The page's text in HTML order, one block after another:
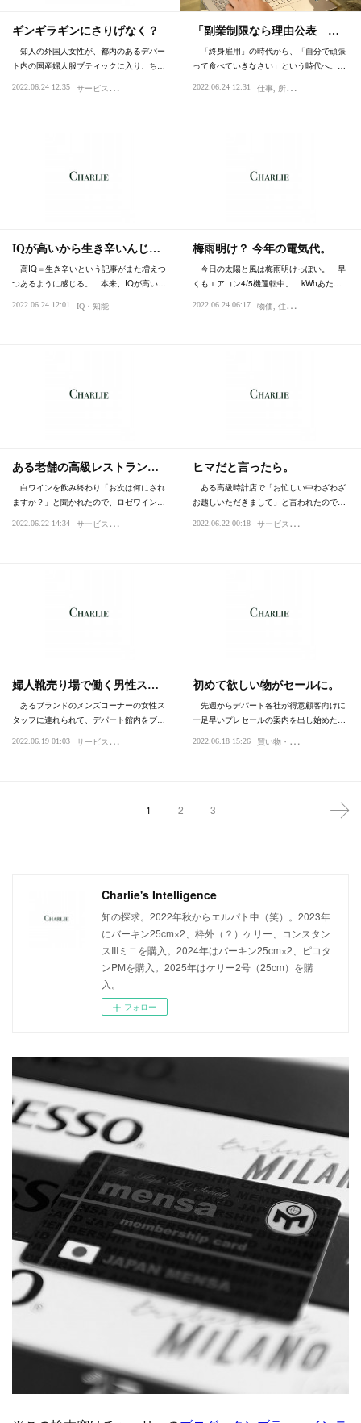
ギンギラギンにさりげなく？
知人の外国人女性が、都内のあるデパー
ト内の国産婦人服ブティックに入り、ち…
2022.06.24 12:35 サ
ービス・おもてなし 買い物・デパート センス・感性 ファッション・スタ
「副業制限なら理由公表 …
「終身雇用」の時代から、「自分で頑張
って食べていきなさい」という時代へ。…
2022.06.24 12:31 仕事 所得・年収
IQが高いから生き辛いんじ…
高IQ＝生き辛いという記事がまた増えつ
つあるように感じる。 本来、IQが高い…
2022.06.24 12:01 IQ・知能
梅雨明け？ 今年の電気代。
今日の太陽と風は梅雨明けっぽい。 早
くもエアコン4/5機運転中。 kWhあた…
2022.06.24 06:17 物価 住まい・不動産
ある老舗の高級レストラン…
白ワインを飲み終わり「お次は何にされ
ますか？」と聞かれたので、ロゼワイン…
2022.06.22 14:34 サ
ービス・おもてなし 格差 育ち・マナー 時代
ヒマだと言ったら。
ある高級時計店で「お忙しい中わざわざ
お越しいただきまして」と言われたので…
2022.06.22 00:18 サ
ービス・おもてなし
婦人靴売り場で働く男性ス…
あるブランドのメンズコーナーの女性ス
タッフに連れられて、デパート館内をブ…
2022.06.19 01:03 サ
ービス・おもてなし 買い物・デパート ファッション・スタイル・流行
初めて欲しい物がセールに。
先週からデパート各社が得意顧客向けに
一足早いプレセールの案内を出し始めた…
2022.06.18 15:26 買
い物・デパート
1 2 3
Charlie's Intelligence
知の探求。2022年秋からエルパト中（笑）。2023年
にバーキン25cm×2、枠外（？）ケリー、コンスタン
スIIIミニを購入。2024年はバーキン25cm×2、ピコタ
ンPMを購入。2025年はケリー2号（25cm）を購
入。
フォロー